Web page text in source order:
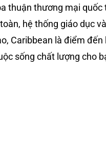
thuận thương mại quốc
hệ thống giáo dục
Caribbean là điểm
sống chất lượng cho